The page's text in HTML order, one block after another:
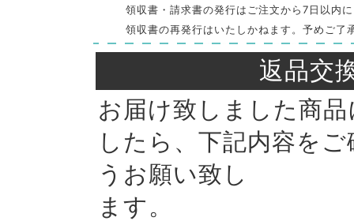
領収書・請求書の発行はご注文から7日以内
領収書の再発行はいたしかねます。予めご了
返品交
お届け致しました商
したら、下記内容を
うお願い致し
ます。